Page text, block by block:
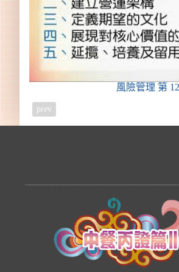
風險管理 第
prev